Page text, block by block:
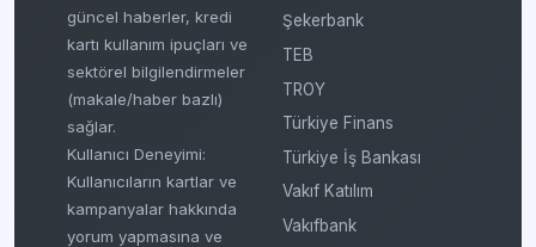
güncel haberler, kredi
kartı kullanım ipuçları ve
sektörel bilgilendirmeler
(makale/haber bazlı)
sağlar.
Kullanıcı Deneyimi:
Kullanıcıların kartlar ve
kampanyalar hakkında
yorum yapmasına ve
Şekerbank
TEB
TROY
Türkiye Finans
Türkiye İş Bankası
Vakıf Katılım
Vakıfbank